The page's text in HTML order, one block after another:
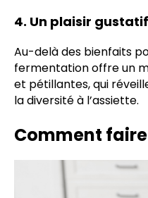
4. Un plaisir
Au-delà des bienfaits
fermentation offre un
et pétillantes, qui
la diversité à l’assiette.
Comment faire